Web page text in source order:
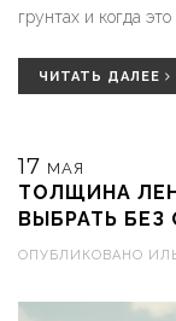
грунтах и когда
ЧИТАТЬ ДАЛЕЕ
17 МАЯ
ТОЛЩИНА
ВЫБРАТЬ
ОПУБЛИКОВАНО